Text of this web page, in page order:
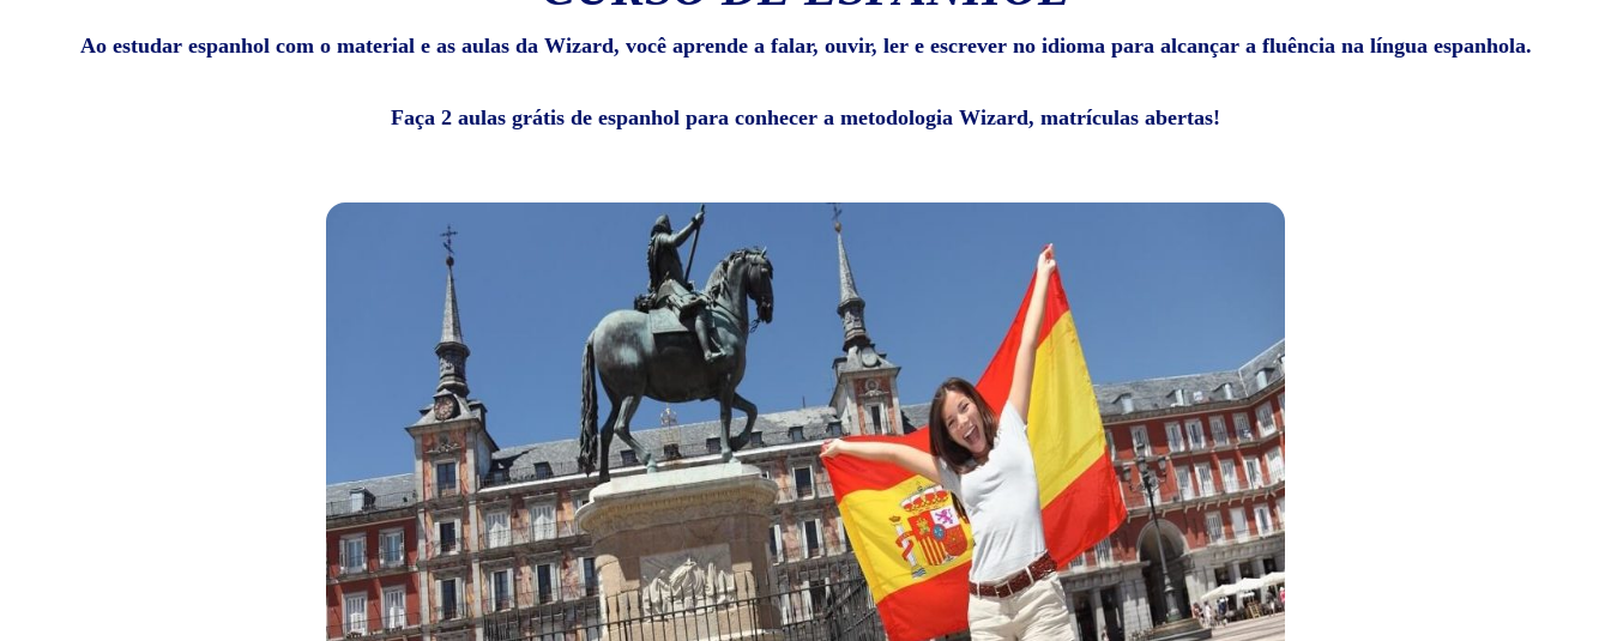
Ao estudar espanhol com o material e as aulas da Wizard, você aprende a falar, ouvir, ler e escrever no idioma para alcançar a fluência na língua espanhola.
Faça 2 aulas grátis de espanhol para conhecer a metodologia Wizard, matrículas abertas!